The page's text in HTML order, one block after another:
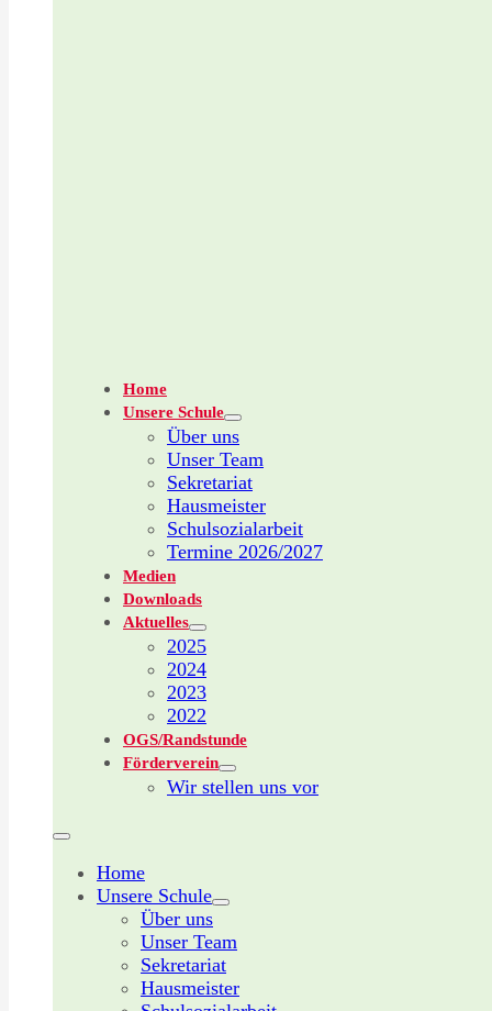
Home
Unsere Schule
Über uns
Unser Team
Sekretariat
Hausmeister
Schulsozialarbeit
Termine 2026/2027
Medien
Downloads
Aktuelles
2025
2024
2023
2022
OGS/Randstunde
Förderverein
Wir stellen uns vor
Home
Unsere Schule
Über uns
Unser Team
Sekretariat
Hausmeister